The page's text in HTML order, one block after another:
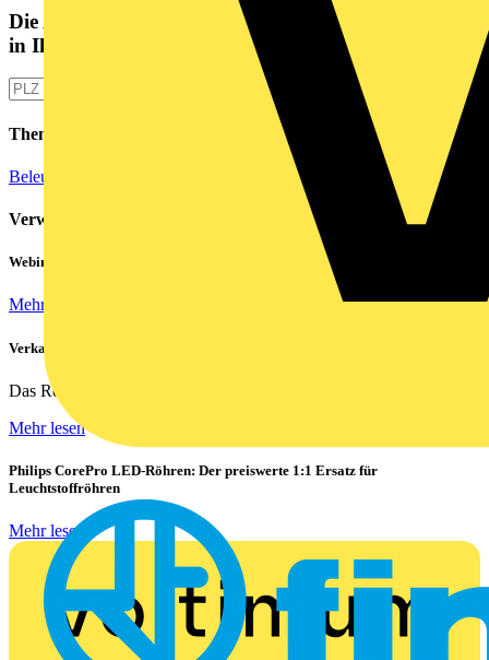
Die Altlampen Sammelstelle
in Ihrer Nähe
Themen
Beleuchtungstechnik
Verwandte Inhalte
Webinar: Not-Aus und Not-Halt in der Praxis
Mehr lesen
Verkabelung von Rechenzentren
Das Rechenzentrum ist das Herzstück eines jeden...
Mehr lesen
Philips CorePro LED-Röhren: Der preiswerte 1:1 Ersatz für
Leuchtstoffröhren
Mehr lesen